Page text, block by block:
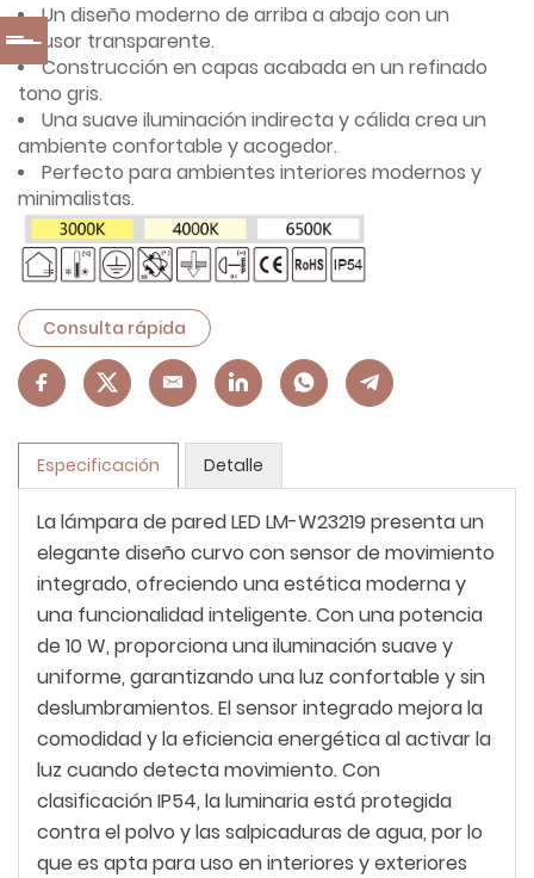
Un diseño moderno de arriba a abajo con un
difusor transparente.
Construcción en capas acabada en un refinado
tono gris.
Una suave iluminación indirecta y cálida crea un
ambiente confortable y acogedor.
Perfecto para ambientes interiores modernos y
minimalistas.
Consulta rápida
Especificación Detalle
La lámpara de pared LED LM-W23219 presenta un
elegante diseño curvo con sensor de movimiento
integrado, ofreciendo una estética moderna y
una funcionalidad inteligente. Con una potencia
de 10 W, proporciona una iluminación suave y
uniforme, garantizando una luz confortable y sin
deslumbramientos. El sensor integrado mejora la
comodidad y la eficiencia energética al activar la
luz cuando detecta movimiento. Con
clasificación IP54, la luminaria está protegida
contra el polvo y las salpicaduras de agua, por lo
que es apta para uso en interiores y exteriores